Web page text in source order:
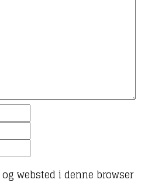
websted i denne browser